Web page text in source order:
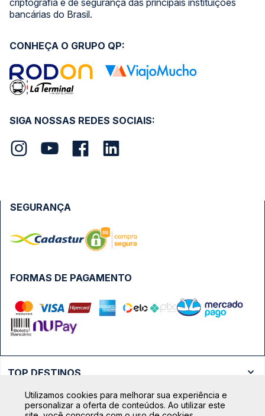
criptografia e de segurança das principais instituições
bancárias do Brasil.
SIGA NOSSAS REDES SOCIAIS:
CONHEÇA O GRUPO QP:
FORMAS DE PAGAMENTO
SEGURANÇA
TOP DESTINOS
Ônibus Rio de Janeiro
Ônibus São Paulo
TOP VIAÇÕES
Utilizamos cookies para melhorar sua experiência e
personalizar a oferta de conteúdos. Ao utilizar este